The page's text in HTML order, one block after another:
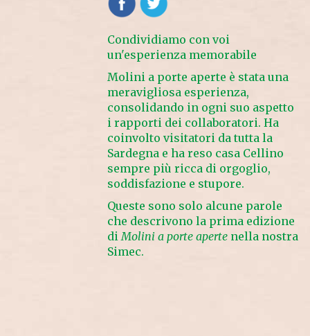
Condividiamo con voi
un'esperienza memorabile
Molini a porte aperte è stata una
meravigliosa esperienza,
consolidando in ogni suo aspetto
i rapporti dei collaboratori. Ha
coinvolto visitatori da tutta la
Sardegna e ha reso casa Cellino
sempre più ricca di orgoglio,
soddisfazione e stupore.
Queste sono solo alcune parole
che descrivono la prima edizione
di Molini a porte aperte nella nostra
Simec.